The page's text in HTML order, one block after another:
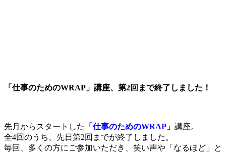
「仕事のためのWRAP」講座、第2回まで終了しました！
先月からスタートした 「仕事のためのWRAP」 講座。
全4回のうち、先日第2回までが終了しました。
毎回、多くの方にご参加いただき、笑い声や「なるほど」と